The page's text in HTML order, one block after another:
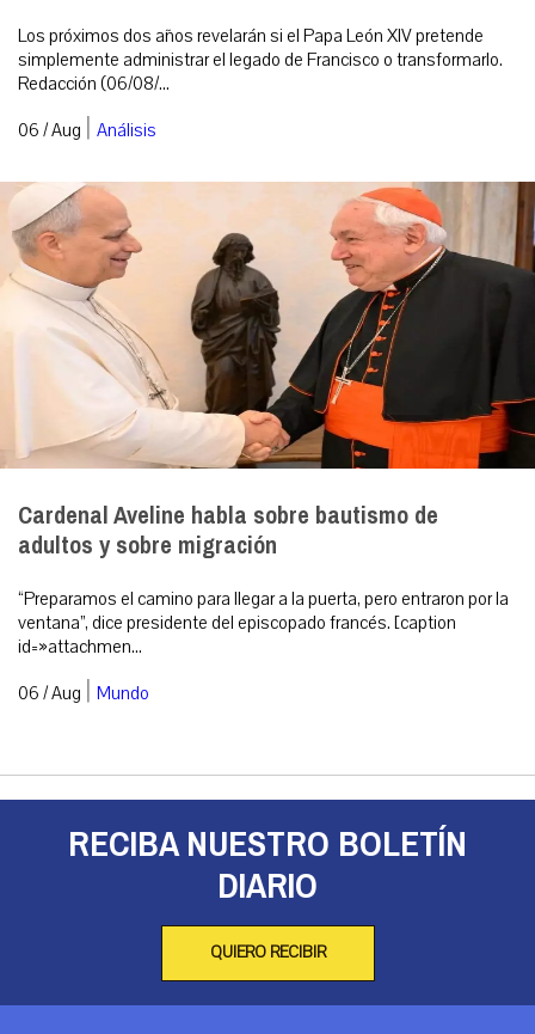
Los próximos dos años revelarán si el Papa León XIV pretende
simplemente administrar el legado de Francisco o transformarlo.
Redacción (06/08/...
06 / Aug | Análisis
Cardenal Aveline habla sobre bautismo de
adultos y sobre migración
“Preparamos el camino para llegar a la puerta, pero entraron por la
ventana”, dice presidente del episcopado francés. [caption
id=»attachmen...
06 / Aug | Mundo
RECIBA NUESTRO BOLETÍN
DIARIO
QUIERO RECIBIR